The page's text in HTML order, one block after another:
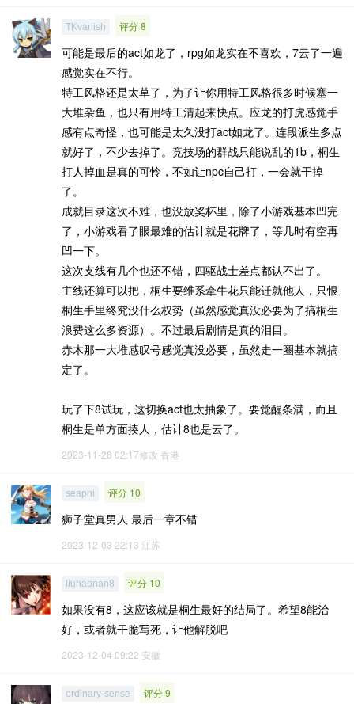
TKvanish 评分 8
可能是最后的act如龙了，rpg如龙实在不喜欢，7云了一遍
感觉实在不行。
特工风格还是太草了，为了让你用特工风格很多时候塞一
大堆杂鱼，也只有用特工清起来快点。应龙的打虎感觉手
感有点奇怪，也可能是太久没打act如龙了。连段派生多点
就好了，不少去掉了。竞技场的群战只能说乱的1b，桐生
打人掉血是真的可怜，不如让npc自己打，一会就干掉
了。
成就目录这次不难，也没放奖杯里，除了小游戏基本凹完
了，小游戏看了眼最难的估计就是花牌了，等几时有空再
凹一下。
这次支线有几个也还不错，四驱战士差点都认不出了。
主线还算可以把，桐生要维系牵牛花只能迁就他人，只恨
桐生手里终究没什么权势（虽然感觉真没必要为了搞桐生
浪费这么多资源）。不过最后剧情是真的泪目。
赤木那一大堆感叹号感觉真没必要，虽然走一圈基本就搞
定了。
玩了下8试玩，这切换act也太抽象了。要觉醒条满，而且
桐生是单方面揍人，估计8也是云了。
2023-11-28 02:17修改 香港
seaphi 评分 10
狮子堂真男人 最后一章不错
2023-12-03 22:13 江苏
liuhaonan8 评分 10
如果没有8，这应该就是桐生最好的结局了。希望8能治
好，或者就干脆写死，让他解脱吧
2023-12-04 09:22 安徽
ordinary-sense 评分 9